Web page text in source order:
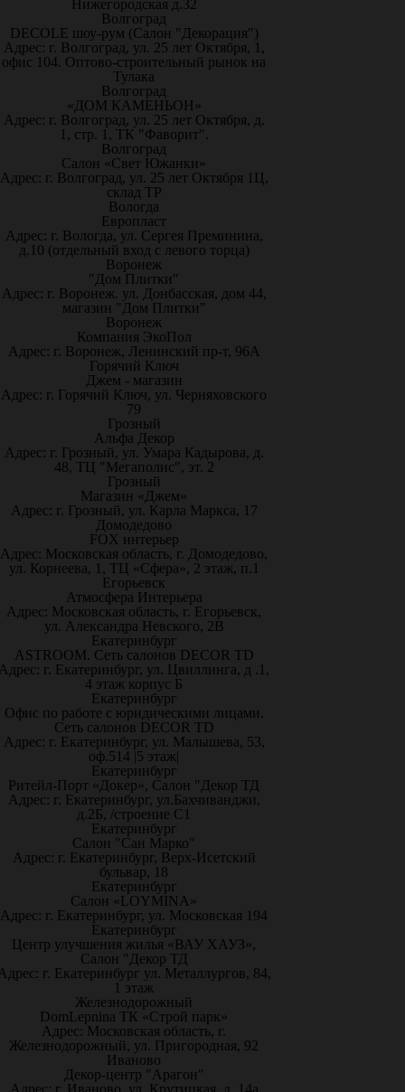
Нижегородская д.32
Волгоград
DECOLE шоу-рум (Салон "Декорация")
Адрес: г. Волгоград, ул. 25 лет Октября, 1,
офис 104. Оптово-строительный рынок на
Тулака
Волгоград
«ДОМ КАМЕНЬОН»
Адрес: г. Волгоград, ул. 25 лет Октября, д.
1, стр. 1, ТК "Фаворит".
Волгоград
Салон «Свет Южанки»
Адрес: г. Волгоград, ул. 25 лет Октября 1Ц,
склад ТР
Вологда
Европласт
Адрес: г. Вологда, ул. Сергея Преминина,
д.10 (отдельный вход с левого торца)
Воронеж
"Дом Плитки"
Адрес: г. Воронеж. ул. Донбасская, дом 44,
магазин "Дом Плитки"
Воронеж
Компания ЭкоПол
Адрес: г. Воронеж, Ленинский пр-т, 96А
Горячий Ключ
Джем - магазин
Адрес: г. Горячий Ключ, ул. Черняховского
79
Грозный
Альфа Декор
Адрес: г. Грозный, ул. Умара Кадырова, д.
48, ТЦ "Мегаполис", эт. 2
Грозный
Магазин «Джем»
Адрес: г. Грозный, ул. Карла Маркса, 17
Домодедово
FOX интерьер
Адрес: Московская область, г. Домодедово,
ул. Корнеева, 1, ТЦ «Сфера», 2 этаж, п.1
Егорьевск
Атмосфера Интерьера
Адрес: Московская область, г. Егорьевск,
ул. Александра Невского, 2В
Екатеринбург
ASTROOM. Сеть салонов DECOR TD
г. Екатеринбург, ул. Цвиллинга, д .1,
4 этаж корпус Б
Екатеринбург
Офис по работе с юридическими лицами.
Сеть салонов DECOR TD
Адрес: г. Екатеринбург, ул. Малышева, 53,
оф.514 |5 этаж|
Екатеринбург
Ритейл-Порт «Докер», Салон "Декор ТД
Адрес: г. Екатеринбург, ул.Бахчиванджи,
д.2Б, /строение С1
Екатеринбург
Салон "Сан Марко"
Адрес: г. Екатеринбург, Верх-Исетский
бульвар, 18
Екатеринбург
Салон «LOYMINA»
Адрес: г. Екатеринбург, ул. Московская 194
Екатеринбург
Центр улучшения жилья «ВАУ ХАУЗ»,
Салон "Декор ТД
г. Екатеринбург ул. Металлургов, 84,
1 этаж
Железнодорожный
DomLepnina ТК «Строй парк»
Адрес: Московская область, г.
Железнодорожный, ул. Пригородная, 92
Иваново
Декор-центр "Арагон"
Адрес: г. Иваново, ул. Крутицкая, д. 14а